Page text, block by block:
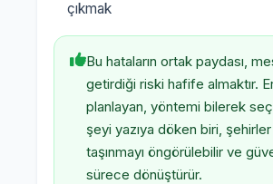
çıkmak
Bu hataların ortak paydası,
getirdiği riski hafife almaktır.
planlayan, yöntemi bilerek
şeyi yazıya döken biri, şehirler
taşınmayı öngörülebilir ve
sürece dönüştürür.